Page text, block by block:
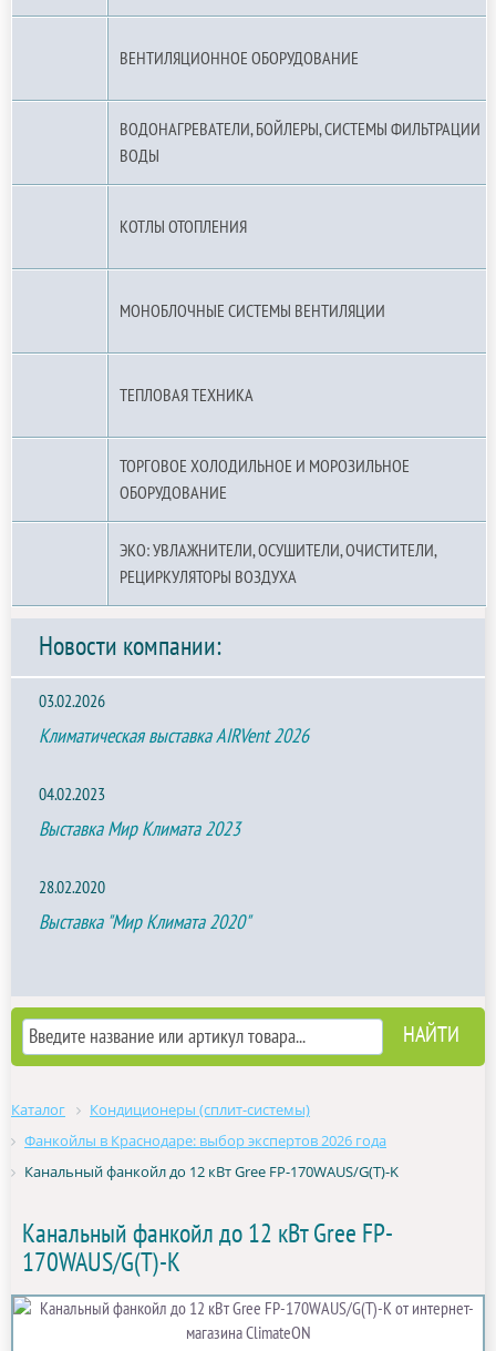
ВЕНТИЛЯЦИОННОЕ ОБОРУДОВАНИЕ
ВОДОНАГРЕВАТЕЛИ, БОЙЛЕРЫ, СИСТЕМЫ ФИЛЬТРАЦИИ
ВОДЫ
КОТЛЫ ОТОПЛЕНИЯ
МОНОБЛОЧНЫЕ СИСТЕМЫ ВЕНТИЛЯЦИИ
ТЕПЛОВАЯ ТЕХНИКА
ТОРГОВОЕ ХОЛОДИЛЬНОЕ И МОРОЗИЛЬНОЕ
ОБОРУДОВАНИЕ
ЭКО: УВЛАЖНИТЕЛИ, ОСУШИТЕЛИ, ОЧИСТИТЕЛИ,
РЕЦИРКУЛЯТОРЫ ВОЗДУХА
Новости компании:
03.02.2026
Климатическая выставка AIRVent 2026
04.02.2023
Выставка Мир Климата 2023
28.02.2020
Выставка "Мир Климата 2020"
Каталог
Кондиционеры (сплит-системы)
Фанкойлы в Краснодаре: выбор экспертов 2026 года
Канальный фанкойл до 12 кВт Gree FP-170WAUS/G(T)-K
Канальный фанкойл до 12 кВт Gree FP-
170WAUS/G(T)-K